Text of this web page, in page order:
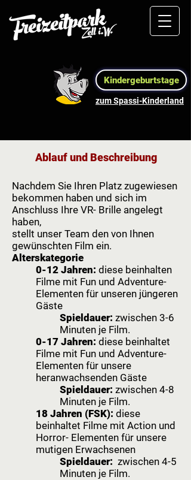
Kindergeburtstage
zum Spassi-Kinderland
Ablauf und Beschreibung
Nachdem Sie Ihren Platz zugewiesen
bekommen haben und sich im
Anschluss Ihre VR- Brille angelegt
haben,
stellt unser Team den von Ihnen
gewünschten Film ein.
Alterskategorie
0-12 Jahren: diese beinhalten
Filme mit Fun und Adventure-
Elementen für unseren jüngeren
Gäste
Spieldauer: zwischen 3-6
Minuten je Film.
0-17 Jahren: diese beinhaltet
Filme mit Fun und Adventure-
Elementen für unsere
heranwachsenden Gäste
Spieldauer: zwischen 4-8
Minuten je Film.
18 Jahren (FSK): diese
beinhaltet Filme mit Action und
Horror- Elementen für unsere
mutigen Erwachsenen
Spieldauer: zwischen 4-5
Minuten je Film.